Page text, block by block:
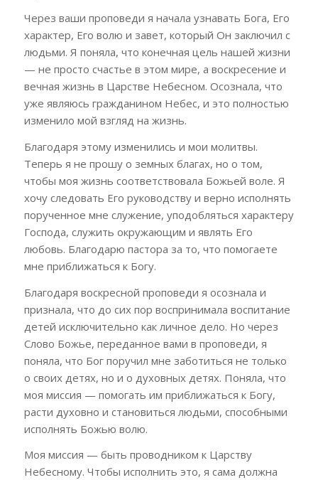
Через ваши проповеди я начала узнавать Бога, Его
характер, Его волю и завет, который Он заключил с
людьми. Я поняла, что конечная цель нашей жизни
— не просто счастье в этом мире, а воскресение и
вечная жизнь в Царстве Небесном. Осознала, что
уже являюсь гражданином Небес, и это полностью
изменило мой взгляд на жизнь.
Благодаря этому изменились и мои молитвы.
Теперь я не прошу о земных благах, но о том,
чтобы моя жизнь соответствовала Божьей воле. Я
хочу следовать Его руководству и верно исполнять
порученное мне служение, уподобляться характеру
Господа, служить окружающим и являть Его
любовь. Благодарю пастора за то, что помогаете
мне приближаться к Богу.
Благодаря воскресной проповеди я осознала и
признала, что до сих пор воспринимала воспитание
детей исключительно как личное дело. Но через
Слово Божье, переданное вами в проповеди, я
поняла, что Бог поручил мне заботиться не только
о своих детях, но и о духовных детях. Поняла, что
моя миссия — помогать им приближаться к Богу,
расти духовно и становиться людьми, способными
исполнять Божью волю.
Моя миссия — быть проводником к Царству
Небесному. Чтобы исполнить это, я сама должна